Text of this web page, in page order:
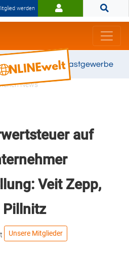
werden
stark für das Gastgewerbe
News
auf
Veit Zepp,
Pillnitz
Unsere Mitglieder